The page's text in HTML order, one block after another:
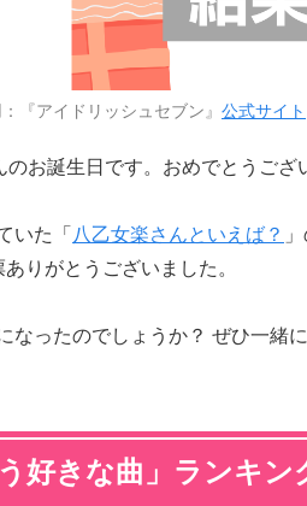
『アイドリッシュセブン』 公式サイト
お誕生日です。おめでとうござ
いた「 八乙女楽さんといえば？
りがとうございました。
なったのでしょうか？ ぜひ一緒
好きな曲」ランキン